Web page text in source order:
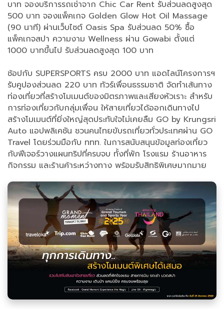
บาท จองบริการรถเช่าจาก Chic Car Rent รับส่วนลดสูงสุด
500 บาท จองแพ็คเกจ Golden Glow Hot Oil Massage
(90 นาที) ผ่านเว็บไซต์ Oasis Spa รับส่วนลด 50% ซื้อ
แพ็คเกจสปา ความงาม Wellness ผ่าน Gowabi ตั้งแต่
1000 บาทขึ้นไป รับส่วนลดสูงสุด 100 บาท
ช้อปกับ SUPERSPORTS ครบ 2000 บาท แอดไลน์โครงการฯ
รับคูปองส่วนลด 220 บาท ทัวร์เพื่อนธรรมชาติ จัดทำเส้นทาง
ท่องเที่ยวที่สร้างโมเมนต์ของมิตรภาพและเสียงหัวเราะ สำหรับ
การท่องเที่ยวกับกลุ่มเพื่อน ให้สายเที่ยวได้ออกเดินทางไป
สร้างโมเมนต์ที่ยิ่งใหญ่สุดประทับใจไม่เคยลืม GO by Krungsri
Auto แอปพลิเคชัน ชวนคนไทยขับรถเที่ยวทั่วประเทศผ่าน GO
Travel โดยร่วมมือกับ ททท. ในการสนับสนุนข้อมูลท่องเที่ยว
กับฟีเจอร์วางแผนทริปที่ครบจบ ทั้งที่พัก โรงแรม ร้านอาหาร
กิจกรรม และร้านค้าระหว่างทาง พร้อมรับสิทธิพิเศษมากมาย